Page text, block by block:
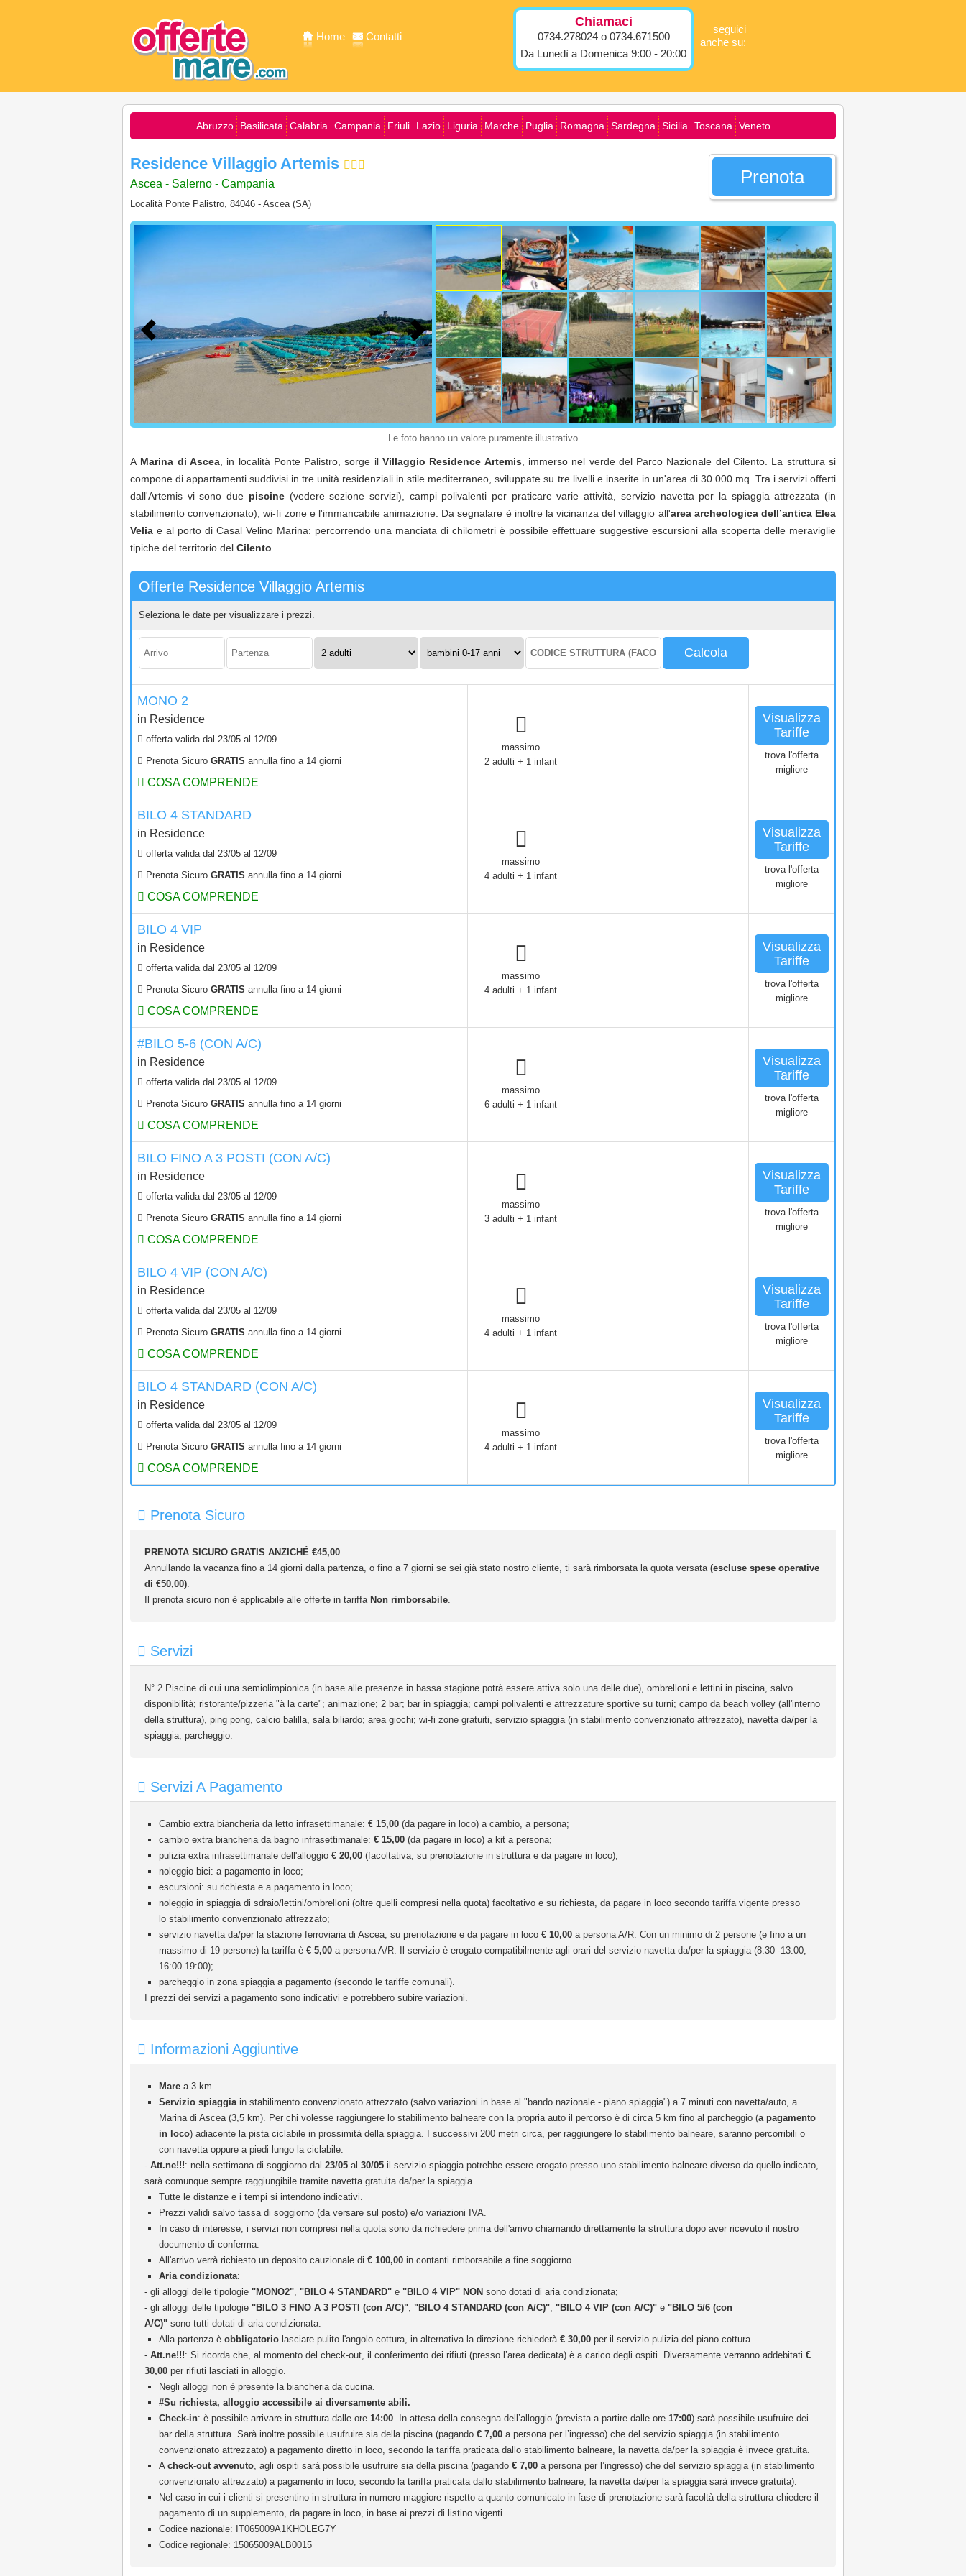
Home Contatti
Chiamaci
0734.278024 o 0734.671500
Da Lunedì a Domenica 9:00 - 20:00
seguici
anche su:
Abruzzo Basilicata Calabria Campania Friuli Lazio Liguria Marche Puglia Romagna Sardegna Sicilia Toscana Veneto
Residence Villaggio Artemis
Ascea - Salerno - Campania
Località Ponte Palistro, 84046 - Ascea (SA)
Prenota
Le foto hanno un valore puramente illustrativo
A Marina di Ascea, in località Ponte Palistro, sorge ilVillaggio Residence Artemis , immerso nel verde del Parco Nazionale del Cilento. La struttura si
compone di appartamenti suddivisi in tre unità residenziali in stile mediterraneo, sviluppate su tre livelli e inserite in un'area di 30.000 mq. Tra i servizi offerti
dall'Artemis vi sono due piscine (vedere sezione servizi), campi polivalenti per praticare varie attività, servizio navetta per la spiaggia attrezzata (in
stabilimento convenzionato), wi-fi zone e l'immancabile animazione. Da segnalare è inoltre la vicinanza del villaggio all'area archeologica dell’antica Elea
Velia e al porto di Casal Velino Marina: percorrendo una manciata di chilometri è possibile effettuare suggestive escursioni alla scoperta delle meraviglie
tipiche del territorio del Cilento
Offerte Residence Villaggio Artemis
Seleziona le date per visualizzare i prezzi.
17
anni:
struttura:
Calcola
MONO 2
in Residence
offerta valida dal 23/05 al 12/09
Prenota Sicuro GRATIS annulla fino a 14 giorni
COSA COMPRENDE
massimo
2 adulti + 1 infant
Visualizza
Tariffe
trova l'offerta
migliore
BILO 4 STANDARD
in Residence
offerta valida dal 23/05 al 12/09
Prenota Sicuro GRATIS annulla fino a 14 giorni
COSA COMPRENDE
massimo
4 adulti + 1 infant
Visualizza
Tariffe
trova l'offerta
migliore
BILO 4 VIP
in Residence
offerta valida dal 23/05 al 12/09
Prenota Sicuro GRATIS annulla fino a 14 giorni
COSA COMPRENDE
massimo
4 adulti + 1 infant
Visualizza
Tariffe
trova l'offerta
migliore
#BILO 5-6 (CON A/C)
in Residence
offerta valida dal 23/05 al 12/09
Prenota Sicuro GRATIS annulla fino a 14 giorni
COSA COMPRENDE
massimo
6 adulti + 1 infant
Visualizza
Tariffe
trova l'offerta
migliore
BILO FINO A 3 POSTI (CON A/C)
in Residence
offerta valida dal 23/05 al 12/09
Prenota Sicuro GRATIS annulla fino a 14 giorni
COSA COMPRENDE
massimo
3 adulti + 1 infant
Visualizza
Tariffe
trova l'offerta
migliore
BILO 4 VIP (CON A/C)
in Residence
offerta valida dal 23/05 al 12/09
Prenota Sicuro GRATIS annulla fino a 14 giorni
COSA COMPRENDE
massimo
4 adulti + 1 infant
Visualizza
Tariffe
trova l'offerta
migliore
BILO 4 STANDARD (CON A/C)
in Residence
offerta valida dal 23/05 al 12/09
Prenota Sicuro GRATIS annulla fino a 14 giorni
COSA COMPRENDE
massimo
4 adulti + 1 infant
Visualizza
Tariffe
trova l'offerta
migliore
Prenota Sicuro
PRENOTA SICURO GRATIS ANZICHÉ €45,00
Annullando la vacanza fino a 14 giorni dalla partenza, o fino a 7 giorni se sei già stato nostro cliente, ti sarà rimborsata la quota versata (escluse spese operative
di €50,00).
Il prenota sicuro non è applicabile alle offerte in tariffa Non rimborsabile.
Servizi
N° 2 Piscine di cui una semiolimpionica (in base alle presenze in bassa stagione potrà essere attiva solo una delle due), ombrelloni e lettini in piscina, salvo
disponibilità; ristorante/pizzeria "à la carte"; animazione; 2 bar; bar in spiaggia; campi polivalenti e attrezzature sportive su turni; campo da beach volley (all'interno
della struttura), ping pong, calcio balilla, sala biliardo; area giochi; wi-fi zone gratuiti, servizio spiaggia (in stabilimento convenzionato attrezzato), navetta da/per la
spiaggia; parcheggio.
Servizi A Pagamento
Cambio extra biancheria da letto infrasettimanale: € 15,00 (da pagare in loco) a cambio, a persona;
cambio extra biancheria da bagno infrasettimanale: € 15,00 (da pagare in loco) a kit a persona;
pulizia extra infrasettimanale dell'alloggio € 20,00 (facoltativa, su prenotazione in struttura e da pagare in loco);
noleggio bici: a pagamento in loco;
escursioni: su richiesta e a pagamento in loco;
noleggio in spiaggia di sdraio/lettini/ombrelloni (oltre quelli compresi nella quota) facoltativo e su richiesta, da pagare in loco secondo tariffa vigente presso
lo stabilimento convenzionato attrezzato;
servizio navetta da/per la stazione ferroviaria di Ascea, su prenotazione e da pagare in loco € 10,00 a persona A/R. Con un minimo di 2 persone (e fino a un
massimo di 19 persone) la tariffa è € 5,00 a persona A/R. Il servizio è erogato compatibilmente agli orari del servizio navetta da/per la spiaggia (8:30 -13:00;
16:00-19:00);
parcheggio in zona spiaggia a pagamento (secondo le tariffe comunali).
I prezzi dei servizi a pagamento sono indicativi e potrebbero subire variazioni.
Informazioni Aggiuntive
Mare a 3 km.
Servizio spiaggia in stabilimento convenzionato attrezzato (salvo variazioni in base al "bando nazionale - piano spiaggia") a 7 minuti con navetta/auto, a
Marina di Ascea (3,5 km). Per chi volesse raggiungere lo stabilimento balneare con la propria auto il percorso è di circa 5 km fino al parcheggio (a pagamento
in loco) adiacente la pista ciclabile in prossimità della spiaggia. I successivi 200 metri circa, per raggiungere lo stabilimento balneare, saranno percorribili o
con navetta oppure a piedi lungo la ciclabile.
- Att.ne!!!: nella settimana di soggiorno dal 23/05 al 30/05 il servizio spiaggia potrebbe essere erogato presso uno stabilimento balneare diverso da quello indicato,
sarà comunque sempre raggiungibile tramite navetta gratuita da/per la spiaggia.
Tutte le distanze e i tempi si intendono indicativi.
Prezzi validi salvo tassa di soggiorno (da versare sul posto) e/o variazioni IVA.
In caso di interesse, i servizi non compresi nella quota sono da richiedere prima dell'arrivo chiamando direttamente la struttura dopo aver ricevuto il nostro
documento di conferma.
All'arrivo verrà richiesto un deposito cauzionale di € 100,00 in contanti rimborsabile a fine soggiorno.
Aria condizionata:
- gli alloggi delle tipologie "MONO2", "BILO 4 STANDARD" e "BILO 4 VIP" NON sono dotati di aria condizionata;
- gli alloggi delle tipologie "BILO 3 FINO A 3 POSTI (con A/C)", "BILO 4 STANDARD (con A/C)", "BILO 4 VIP (con A/C)" e "BILO 5/6 (con
A/C)" sono tutti dotati di aria condizionata.
Alla partenza è obbligatorio lasciare pulito l'angolo cottura, in alternativa la direzione richiederà € 30,00 per il servizio pulizia del piano cottura.
- Att.ne!!!: Si ricorda che, al momento del check-out, il conferimento dei rifiuti (presso l’area dedicata) è a carico degli ospiti. Diversamente verranno addebitati €
30,00 per rifiuti lasciati in alloggio.
Negli alloggi non è presente la biancheria da cucina.
#Su richiesta, alloggio accessibile ai diversamente abili.
Check-in: è possibile arrivare in struttura dalle ore 14:00. In attesa della consegna dell’alloggio (prevista a partire dalle ore 17:00) sarà possibile usufruire dei
bar della struttura. Sarà inoltre possibile usufruire sia della piscina (pagando € 7,00 a persona per l’ingresso) che del servizio spiaggia (in stabilimento
convenzionato attrezzato) a pagamento diretto in loco, secondo la tariffa praticata dallo stabilimento balneare, la navetta da/per la spiaggia è invece gratuita.
A check-out avvenuto, agli ospiti sarà possibile usufruire sia della piscina (pagando € 7,00 a persona per l’ingresso) che del servizio spiaggia (in stabilimento
convenzionato attrezzato) a pagamento in loco, secondo la tariffa praticata dallo stabilimento balneare, la navetta da/per la spiaggia sarà invece gratuita).
Nel caso in cui i clienti si presentino in struttura in numero maggiore rispetto a quanto comunicato in fase di prenotazione sarà facoltà della struttura chiedere il
pagamento di un supplemento, da pagare in loco, in base ai prezzi di listino vigenti.
Codice nazionale: IT065009A1KHOLEG7Y
Codice regionale: 15065009ALB0015